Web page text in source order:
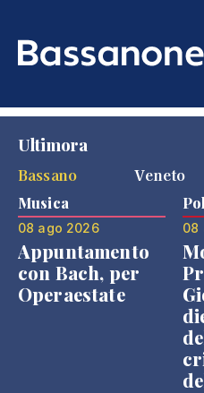
Ultimora
Bassano
Veneto
Musica
08 ago 2026
Appuntamento
con Bach, per
Operaestate
08